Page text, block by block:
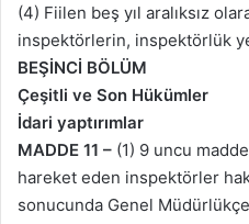
(4) Fiilen beş yıl aralıksız
inspektörlerin, inspektörlük
BEŞİNCİ BÖLÜM
Çeşitli ve Son Hükümler
İdari yaptırımlar
MADDE 11 – (1) 9 uncu
hareket eden inspektörler
sonucunda Genel